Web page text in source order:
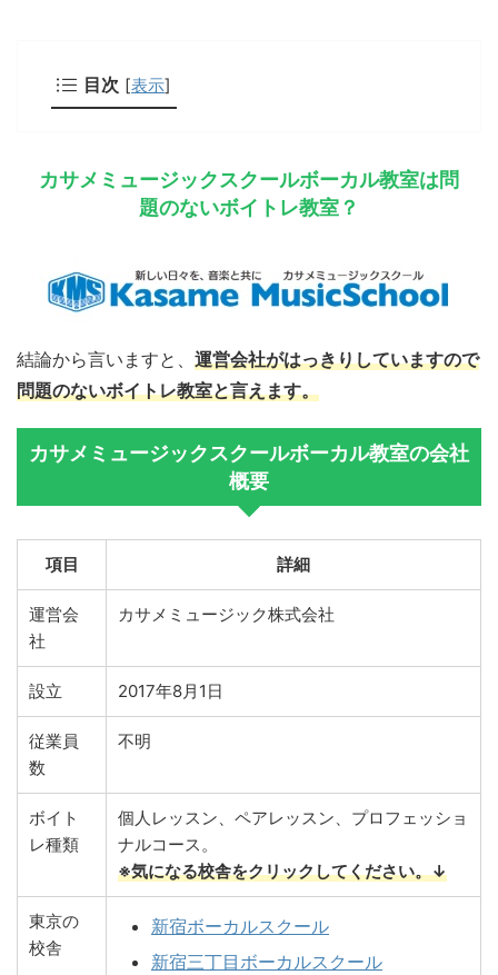
目次 [表示]
カサメミュージックスクールボーカル教室は問
題のないボイトレ教室？
結論から言いますと、 運営会社がはっきりしていますので
問題のないボイトレ教室と言えます。
カサメミュージックスクールボーカル教室の会社
概要
項目 詳細
運営会
社
カサメミュージック株式会社
設立 2017年8月1日
従業員
数
不明
ボイト
レ種類
個人レッスン、ペアレッスン、プロフェッショ
ナルコース。
※気になる校舎をクリックしてください。↓
東京の
校舎
新宿ボーカルスクール
新宿三丁目ボーカルスクール